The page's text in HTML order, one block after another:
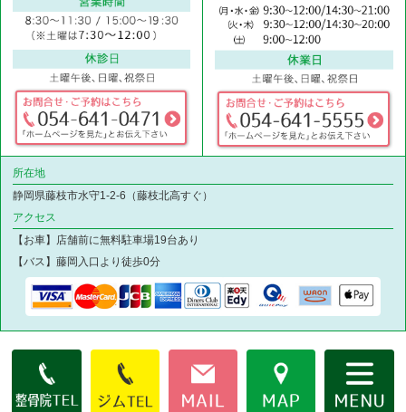
所在地
静岡県藤枝市水守1-2-6（藤枝北高すぐ）
アクセス
【お車】店舗前に無料駐車場19台あり
【バス】藤岡入口より徒歩0分